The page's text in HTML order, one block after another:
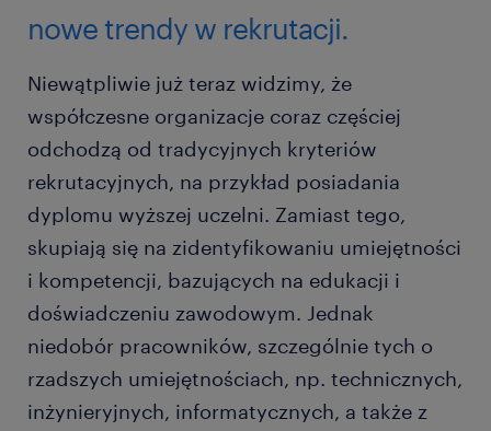
nowe trendy w rekrutacji.
Niewątpliwie już teraz widzimy, że
współczesne organizacje coraz częściej
odchodzą od tradycyjnych kryteriów
rekrutacyjnych, na przykład posiadania
dyplomu wyższej uczelni. Zamiast tego,
skupiają się na zidentyfikowaniu umiejętności
i kompetencji, bazujących na edukacji i
doświadczeniu zawodowym. Jednak
niedobór pracowników, szczególnie tych o
rzadszych umiejętnościach, np. technicznych,
inżynieryjnych, informatycznych, a także z